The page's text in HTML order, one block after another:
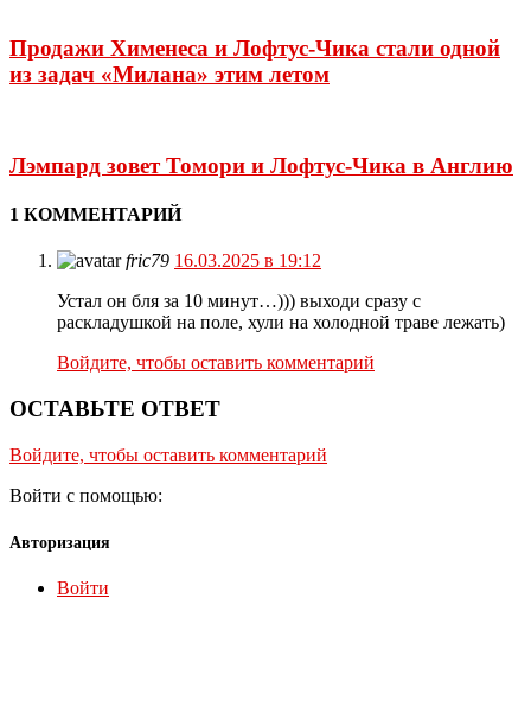
Продажи Хименеса и Лофтус-Чика стали одной
из задач «Милана» этим летом
Лэмпард зовет Томори и Лофтус-Чика в Англию
1 КОММЕНТАРИЙ
fric79 16.03.2025 в 19:12
Устал он бля за 10 минут…))) выходи сразу с
раскладушкой на поле, хули на холодной траве лежать)
Войдите, чтобы оставить комментарий
ОСТАВЬТЕ ОТВЕТ
Войдите, чтобы оставить комментарий
Войти с помощью:
Авторизация
Войти